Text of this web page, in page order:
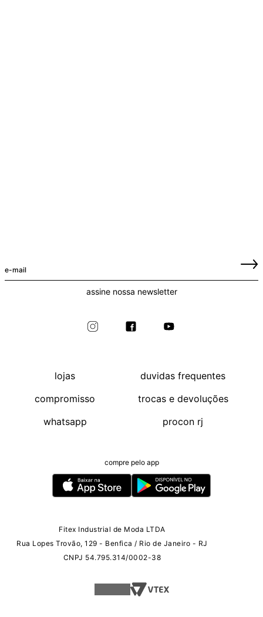
assine nossa newsletter
lojas
compromisso
whatsapp
duvidas frequentes
trocas e devoluções
procon rj
compre pelo app
Fitex Industrial de Moda LTDA
Rua Lopes Trovão, 129 - Benfica / Rio de Janeiro - RJ
CNPJ 54.795.314/0002-38